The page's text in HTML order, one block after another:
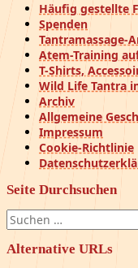
Häufig gestellte
Spenden
Tantramassage-
Atem-Training
T-Shirts,
Wild Life Tantra
Archiv
Allgemeine
Impressum
Cookie-Richtlinie
Seite Durchsuchen
Suchen
nach:
Alternative URLs